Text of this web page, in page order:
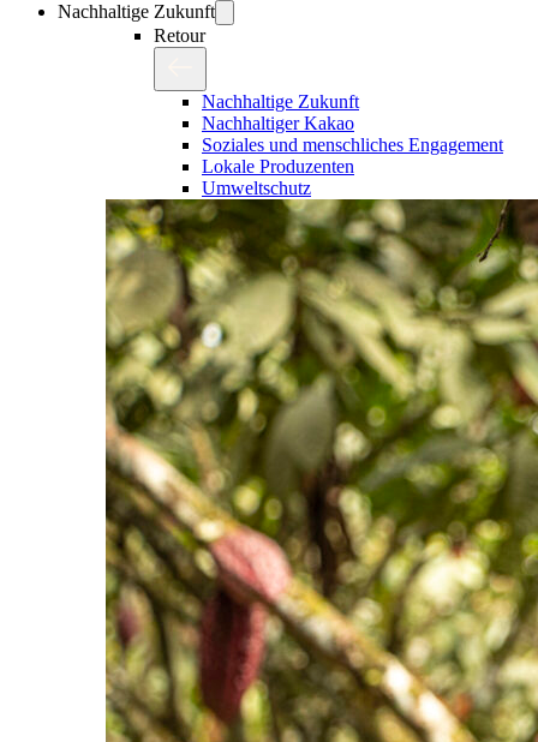
Nachhaltige Zukunft
Retour
Nachhaltige Zukunft
Nachhaltiger Kakao
Soziales und menschliches Engagement
Lokale Produzenten
Umweltschutz